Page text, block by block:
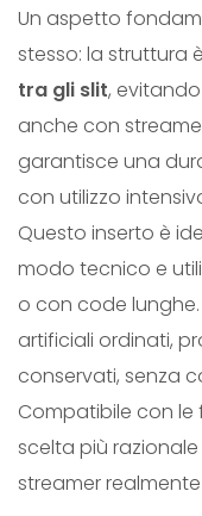
i
t
à
Un aspetto
stesso: la struttura
tra gli slit,
anche con
garantisce una
con utilizzo
Questo inserto è
modo tecnico e
o con code
artificiali ordinati,
conservati, senza
Compatibile con le
scelta più
streamer